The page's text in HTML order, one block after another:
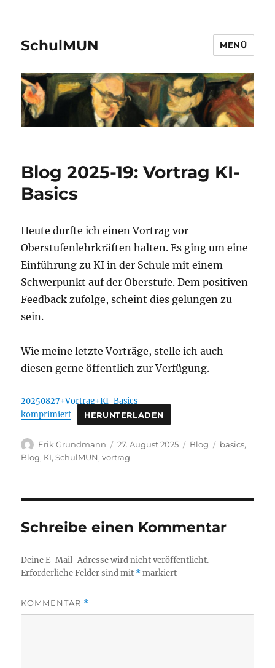
SchulMUN MENÜ
Blog 2025-19: Vortrag KI-
Basics
Heute durfte ich einen Vortrag vor
Oberstufenlehrkräften halten. Es ging um eine
Einführung zu KI in der Schule mit einem
Schwerpunkt auf der Oberstufe. Dem positiven
Feedback zufolge, scheint dies gelungen zu
sein.
Wie meine letzte Vorträge, stelle ich auch
diesen gerne öffentlich zur Verfügung.
20250827+Vortrag+KI-Basics-
komprimiert
HERUNTERLADEN
Autor
Erik Grundmann
Veröffentlicht
am
27. August 2025 Kategorien
Blog Schlagwörter
basics,
Blog, KI,SchulMUN,vortrag
Schreibe einen Kommentar
Deine E-Mail-Adresse wird nicht veröffentlicht.
Erforderliche Felder sind mit *markiert
KOMMENTAR *